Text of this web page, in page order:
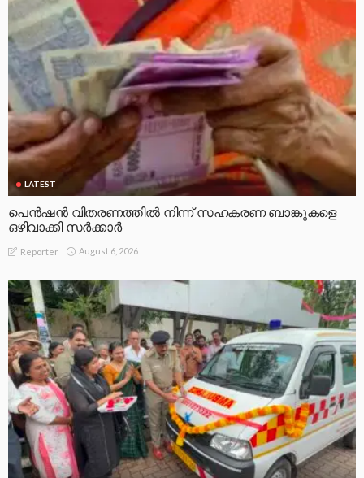
LATEST
പെൻഷൻ വിതരണത്തിൽ നിന്ന് സഹകരണ ബാങ്കുകളെ
ഒഴിവാക്കി സർക്കാർ
Reporter August 6, 2026